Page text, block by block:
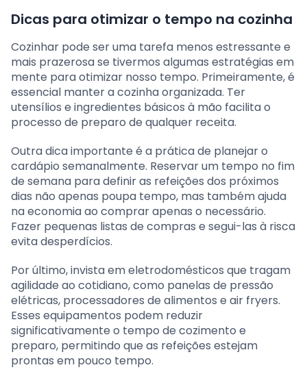
Dicas para otimizar o tempo na cozinha
Cozinhar pode ser uma tarefa menos estressante e
mais prazerosa se tivermos algumas estratégias em
mente para otimizar nosso tempo. Primeiramente, é
essencial manter a cozinha organizada. Ter
utensílios e ingredientes básicos à mão facilita o
processo de preparo de qualquer receita.
Outra dica importante é a prática de planejar o
cardápio semanalmente. Reservar um tempo no fim
de semana para definir as refeições dos próximos
dias não apenas poupa tempo, mas também ajuda
na economia ao comprar apenas o necessário.
Fazer pequenas listas de compras e segui-las à risca
evita desperdícios.
Por último, invista em eletrodomésticos que tragam
agilidade ao cotidiano, como panelas de pressão
elétricas, processadores de alimentos e air fryers.
Esses equipamentos podem reduzir
significativamente o tempo de cozimento e
preparo, permitindo que as refeições estejam
prontas em pouco tempo.